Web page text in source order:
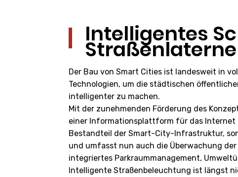
Intelligentes
Der Bau von Smart Cities ist landesweit in
Technologien, um die städtischen
intelligenter zu machen.
Mit der zunehmenden Förderung des
einer Informationsplattform für das Internet
Bestandteil der Smart-City-Infrastruktur,
und umfasst nun auch die Überwachung
integriertes Parkraummanagement,
Intelligente Straßenbeleuchtung ist längst